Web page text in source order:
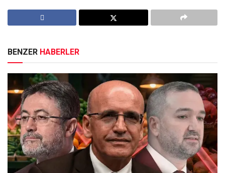
BENZER HABERLER